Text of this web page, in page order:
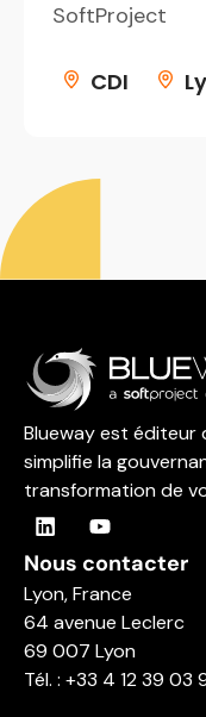
SoftProject
CDI
Blueway est éditeur
simplifie la
transformation de
Nous contacter
Lyon, France
64 avenue Leclerc
69 007 Lyon
Tél. : +33 4 12 39 03